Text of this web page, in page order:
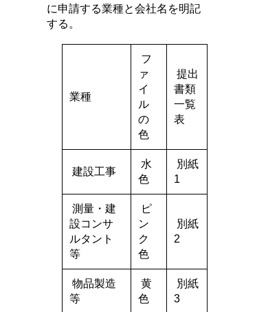
に申請する業種と会社名を明記
する。
業種
フ
ァ
イ
ル
の
色
提出
書類
一覧
表
建設工事
水
色
別紙
1
測量・建
設コンサ
ルタント
等
ピ
ン
ク
色
別紙
2
物品製造
等
黄
色
別紙
3